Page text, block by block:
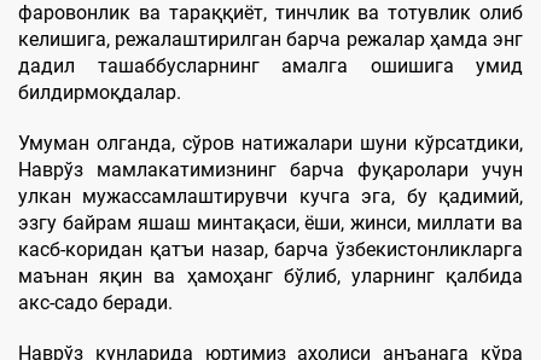
фаровонлик ва тараққиёт, тинчлик ва тотувлик олиб
келишига, режалаштирилган барча режалар ҳамда энг
дадил ташаббусларнинг амалга ошишига умид
билдирмоқдалар.
Умуман олганда, сўров натижалари шуни кўрсатдики,
Наврўз мамлакатимизнинг барча фуқаролари учун
улкан мужассамлаштирувчи кучга эга, бу қадимий,
эзгу байрам яшаш минтақаси, ёши, жинси, миллати ва
касб-коридан қатъи назар, барча ўзбекистонликларга
маънан яқин ва ҳамоҳанг бўлиб, уларнинг қалбида
акс-садо беради.
Наврўз кунларида юртимиз аҳолиси анъанага кўра